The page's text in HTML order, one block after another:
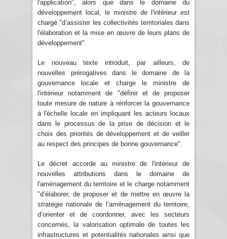
l'application", alors que dans le domaine du
développement local, le ministre de l'intérieur est
chargé "d’assister les collectivités territoriales dans
l'élaboration et la mise en œuvre de leurs plans de
développement".
Le nouveau texte introduit, par ailleurs, de
nouvelles prérogatives dans le domaine de la
gouvernance locale et charge le ministre de
l'intérieur notamment de "définir et de proposer
toute mesure de nature à renforcer la gouvernance
à l'échelle locale en impliquant les acteurs locaux
dans le processus de la prise de décision et le
choix des priorités de développement et de veiller
au respect des principes de bonne gouvernance".
Le décret accorde au ministre de l'intérieur de
nouvelles attributions dans le domaine de
l'aménagement du territoire et le charge notamment
"d’élaborer, de proposer et de mettre en œuvre la
stratégie nationale de l’aménagement du territoire,
d’orienter et de coordonner, avec les secteurs
concernés, la valorisation optimale de toutes les
infrastructures et potentialités nationales ainsi que